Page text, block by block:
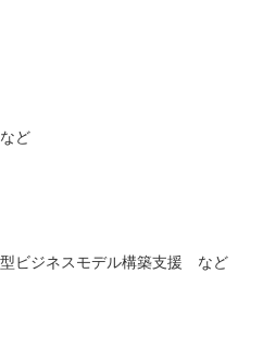
ど
型ビジネスモデル構築支援 など